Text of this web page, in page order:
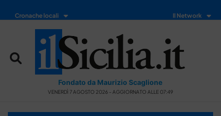
Cronache locali Il Network
Fondato da Maurizio Scaglione
VENERDÌ 7 AGOSTO 2026 - AGGIORNATO ALLE 07:49